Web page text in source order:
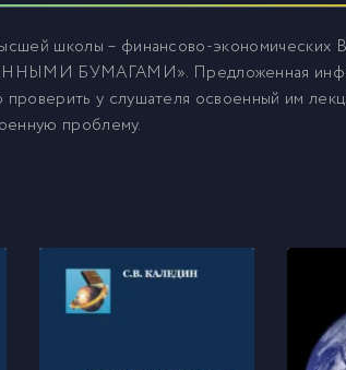
школы – финансово-экономических
БУМАГАМИ». Предложенная
у слушателя освоенный им
проблему.